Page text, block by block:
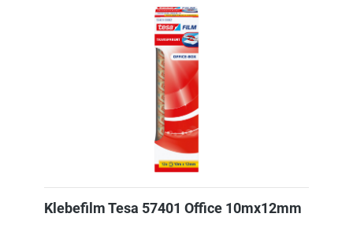
Klebefilm Tesa 57401 Office 10mx12mm